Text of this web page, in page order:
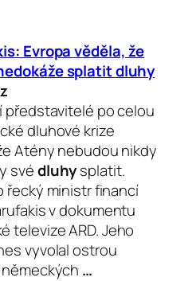
Evropa věděla, že
splatitdluhy
představitelé po celou
dluhové krize
Atény nebudou nikdy
svédluhysplatit.
řecký ministr financí
v dokumentu
televize ARD. Jeho
vyvolal ostrou
…